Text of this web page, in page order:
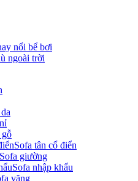
nổi bể bơi
ngoài trời
gỗ
Sofa tân cổ điển
Sofa giường
Sofa nhập khẩu
văng